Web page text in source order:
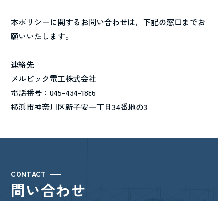
本ポリシーに関するお問い合わせは，下記の窓口までお
願いいたします。
連絡先
メルビック電工株式会社
電話番号：045-434-1886
横浜市神奈川区新子安一丁目34番地の3
CONTACT
問い合わせ